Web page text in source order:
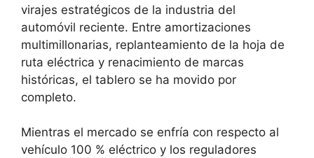
virajes estratégicos de la industria del
automóvil reciente. Entre amortizaciones
multimillonarias, replanteamiento de la hoja de
ruta eléctrica y renacimiento de marcas
históricas, el tablero se ha movido por
completo.
Mientras el mercado se enfría con respecto al
vehículo 100 % eléctrico y los reguladores